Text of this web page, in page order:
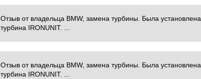
Отзыв от владельца BMW, замена турбины. Была установлена
турбина IRONUNIT. ...
Отзыв от владельца BMW, замена турбины. Была установлена
турбина IRONUNIT. ...